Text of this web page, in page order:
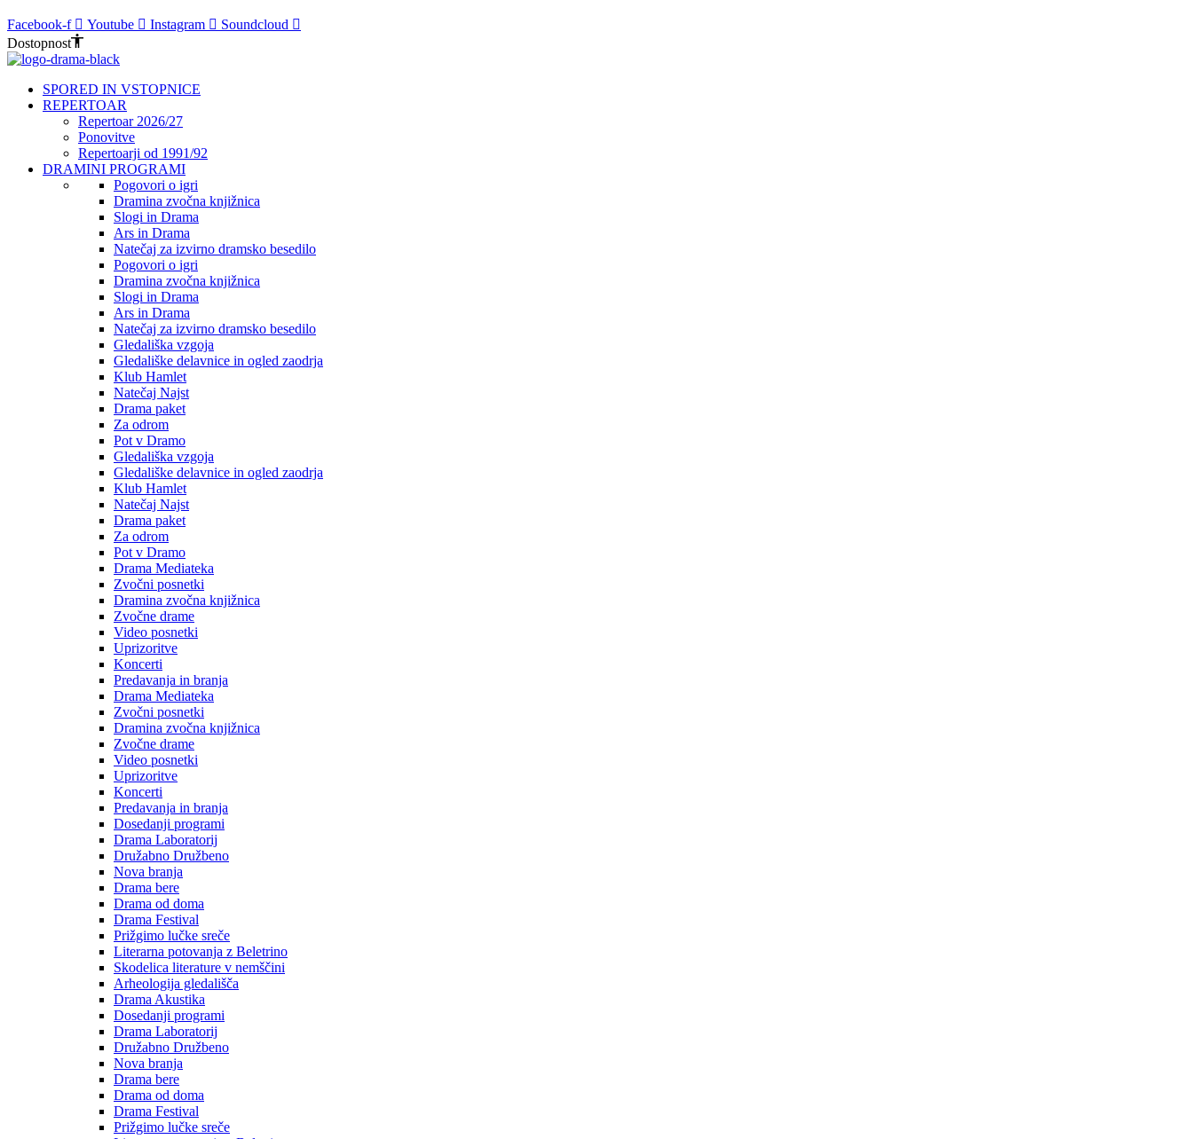
Facebook-f Youtube Instagram
Soundcloud
Dostopnost
SPORED IN VSTOPNICE
REPERTOAR
Repertoar 2026/27
Ponovitve
Repertoarji od 1991/92
DRAMINI PROGRAMI
Pogovori o igri
Dramina zvočna knjižnica
Slogi in Drama
Ars in Drama
Natečaj za izvirno dramsko besedilo
Pogovori o igri
Dramina zvočna knjižnica
Slogi in Drama
Ars in Drama
Natečaj za izvirno dramsko besedilo
Gledališka vzgoja
Gledališke delavnice in ogled zaodrja
Klub Hamlet
Natečaj Najst
Drama paket
Za odrom
Pot v Dramo
Gledališka vzgoja
Gledališke delavnice in ogled zaodrja
Klub Hamlet
Natečaj Najst
Drama paket
Za odrom
Pot v Dramo
Drama Mediateka
Zvočni posnetki
Dramina zvočna knjižnica
Zvočne drame
Video posnetki
Uprizoritve
Koncerti
Predavanja in branja
Drama Mediateka
Zvočni posnetki
Dramina zvočna knjižnica
Zvočne drame
Video posnetki
Uprizoritve
Koncerti
Predavanja in branja
Dosedanji programi
Drama Laboratorij
Družabno Družbeno
Nova branja
Drama bere
Drama od doma
Drama Festival
Prižgimo lučke sreče
Literarna potovanja z Beletrino
Skodelica literature v nemščini
Arheologija gledališča
Drama Akustika
Dosedanji programi
Drama Laboratorij
Družabno Družbeno
Nova branja
Drama bere
Drama od doma
Drama Festival
Prižgimo lučke sreče